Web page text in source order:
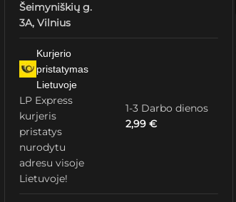
Šeimyniškių g.
3A, Vilnius
Kurjerio
pristatymas
Lietuvoje
LP Express
kurjeris
pristatys
nurodytu
adresu visoje
Lietuvoje!
1-3 Darbo dienos
2,99€